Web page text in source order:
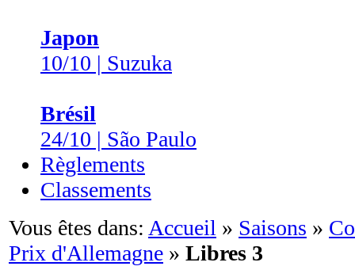
Japon
10/10 | Suzuka
Brésil
24/10 | São Paulo
Règlements
Classements
Vous êtes dans: Accueil » Saisons »
Prix d'Allemagne » Libres 3